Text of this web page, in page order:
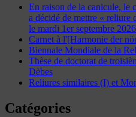
En raison de la canicule, le
a décidé de mettre « reliure
le mardi 1er septembre 2026
Carnet à l'[Harmonie der
Biennale Mondiale de la
Thèse de doctorat de
Dèbes
Reliures similaires (I) et
Catégories